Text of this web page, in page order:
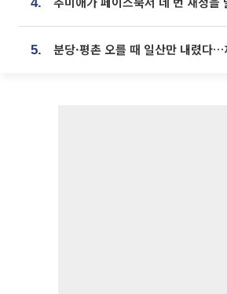
5.